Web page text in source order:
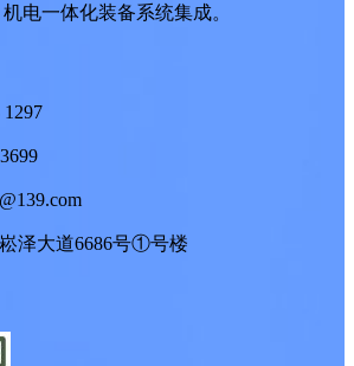
电一体化装备系统集成。
泽大道6686号①号楼